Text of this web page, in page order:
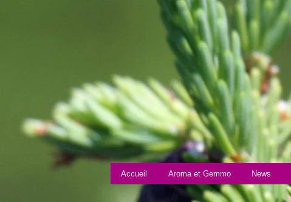
Accueil Aroma et Gemmo News